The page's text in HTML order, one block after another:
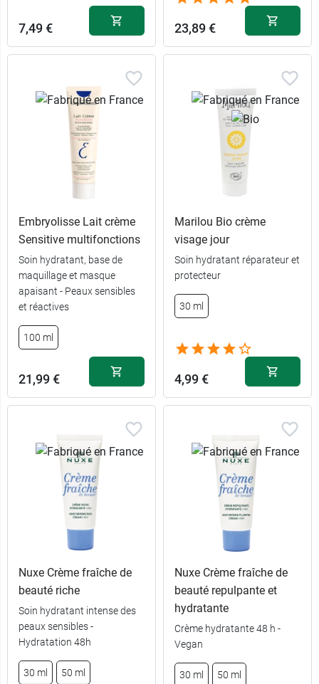
7,49 € 23,89 €
Embryolisse Lait crème
Sensitive multifonctions
Soin hydratant, base de
maquillage et masque
apaisant - Peaux sensibles
et réactives
100 ml
21,99 €
Marilou Bio crème
visage jour
Soin hydratant réparateur et
protecteur
30 ml
4,99 €
Nuxe Crème fraîche de
beauté riche
Soin hydratant intense des
peaux sensibles -
Hydratation 48h
30 ml 50 ml
Nuxe Crème fraîche de
beauté repulpante et
hydratante
Crème hydratante 48 h -
Vegan
30 ml 50 ml